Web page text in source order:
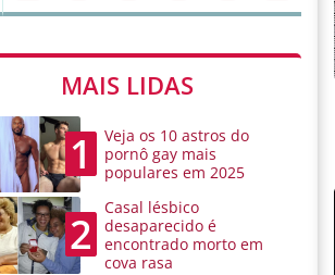
MAIS LIDAS
1
Veja os 10 astros do
pornô gay mais
populares em 2025
2
Casal lésbico
desaparecido é
encontrado morto em
cova rasa